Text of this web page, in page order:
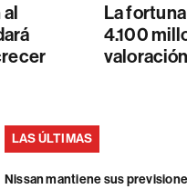
La
4.100
LAS ÚLTIMAS
Nissan mantiene sus